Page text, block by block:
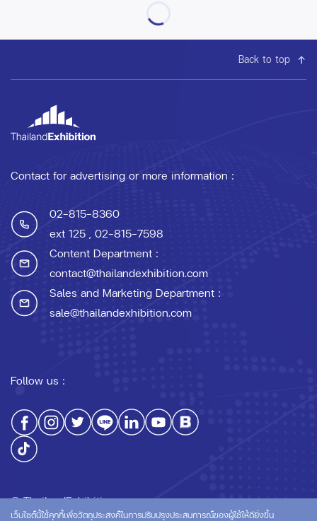
Back to top
Contact for advertising or more information :
02-815-8360
ext 125 , 02-815-7598
Content Department :
contact@thailandexhibition.com
Sales and Marketing Department :
sale@thailandexhibition.com
Follow us :
© ThailandExhibition.com
เว็บไซต์นี้ใช้คุกกี้เพื่อวัตถุประสงค์ในการปรับปรุงประสบการณ์ของผู้ใช้ให้ดียิ่งขึ้น